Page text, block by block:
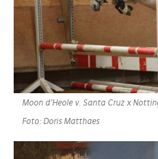
Moon d’Heole v. Santa Cruz x
Foto: Doris Matthaes